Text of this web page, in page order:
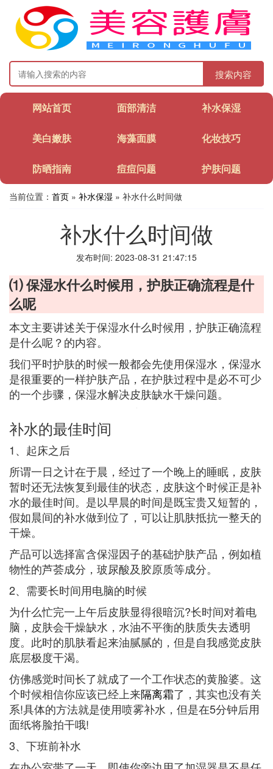
搜索内容
网站首页 面部清洁 补水保湿
美白嫩肤 海藻面膜 化妆技巧
防晒指南 痘痘问题 护肤问题
当前位置： 首页 » 补水保湿 » 补水什么时间做
补水什么时间做
发布时间: 2023-08-31 21:47:15
⑴ 保湿水什么时候用，护肤正确流程是什
么呢
本文主要讲述关于保湿水什么时候用，护肤正确流程
是什么呢？的内容。
我们平时护肤的时候一般都会先使用保湿水，保湿水
是很重要的一样护肤产品，在护肤过程中是必不可少
的一个步骤，保湿水解决皮肤缺水干燥问题。
补水的最佳时间
1、起床之后
所谓一日之计在于晨，经过了一个晚上的睡眠，皮肤
暂时还无法恢复到最佳的状态，皮肤这个时候正是补
水的最佳时间。是以早晨的时间是既宝贵又短暂的，
假如晨间的补水做到位了，可以让肌肤抵抗一整天的
干燥。
产品可以选择富含保湿因子的基础护肤产品，例如植
物性的芦荟成分，玻尿酸及胶原质等成分。
2、需要长时间用电脑的时候
为什么忙完一上午后皮肤显得很暗沉?长时间对着电
脑，皮肤会干燥缺水，水油不平衡的肤质失去透明
度。此时的肌肤看起来油腻腻的，但是自我感觉皮肤
底层极度干渴。
仿佛感觉时间长了就成了一个工作状态的黄脸婆。这
个时候相信你应该已经上来隔离霜了，其实也没有关
系!具体的方法就是使用喷雾补水，但是在5分钟后用
面纸将脸拍干哦!
3、下班前补水